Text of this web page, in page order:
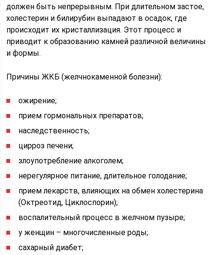
должен быть непрерывным. При длительном застое,
холестерин и билирубин выпадают в осадок, где
происходит их кристаллизация. Этот процесс и
приводит к образованию камней различной величины
и формы.
Причины ЖКБ (желчнокаменной болезни):
ожирение;
прием гормональных препаратов;
наследственность;
цирроз печени;
злоупотребление алкоголем;
нерегулярное питание, длительное голодание;
прием лекарств, влияющих на обмен холестерина
(Октреотид, Циклоспорин);
воспалительный процесс в желчном пузыре;
у женщин – многочисленные роды;
сахарный диабет;